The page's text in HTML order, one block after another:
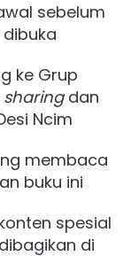
sebelum
ke Grup
sharing dan
Ncim
membaca
buku ini
spesial
di